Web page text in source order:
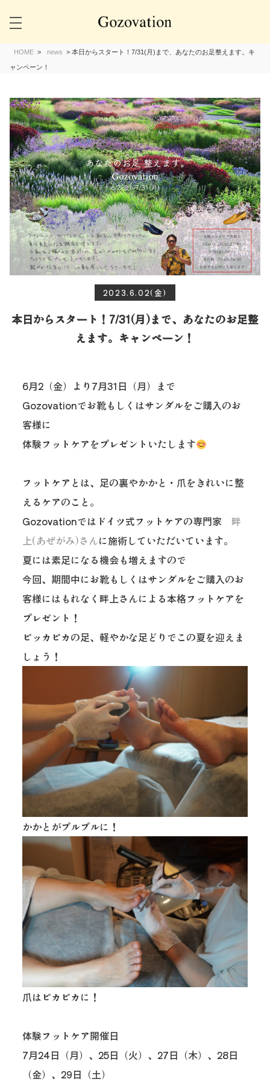
HOME > news > 本日からスタート！7/31(月)まで、あなたのお足整えます。キ
ャンペーン！
2023.6.02(金)
本日からスタート！7/31(月)まで、あなたのお足整
えます。キャンペーン！
6月2（金）より7月31日（月）まで
Gozovationでお靴もしくはサンダルをご購入のお
客様に
体験フットケアをプレゼントいたします
フットケアとは、足の裏やかかと・爪をきれいに整
えるケアのこと。
Gozovationではドイツ式フットケアの専門家 畔
上(あぜがみ)さんに施術していただいています。
夏には素足になる機会も増えますので
今回、期間中にお靴もしくはサンダルをご購入のお
客様にはもれなく畔上さんによる本格フットケアを
プレゼント！
ピッカピカの足、軽やかな足どりでこの夏を迎えま
しょう！
かかとがプルプルに！
爪はピカピカに！
体験フットケア開催日
7月24日（月）、25日（火）、27日（木）、28日
（金）、29日（土）